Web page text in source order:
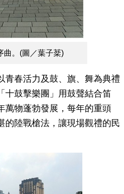
曲。(圖／葉子棻)
青春活力及鼓、旗、舞為典禮
十鼓擊樂團」用鼓聲結合笛
萬物蓬勃發展，每年的重頭
的陸戰槍法，讓現場觀禮的民